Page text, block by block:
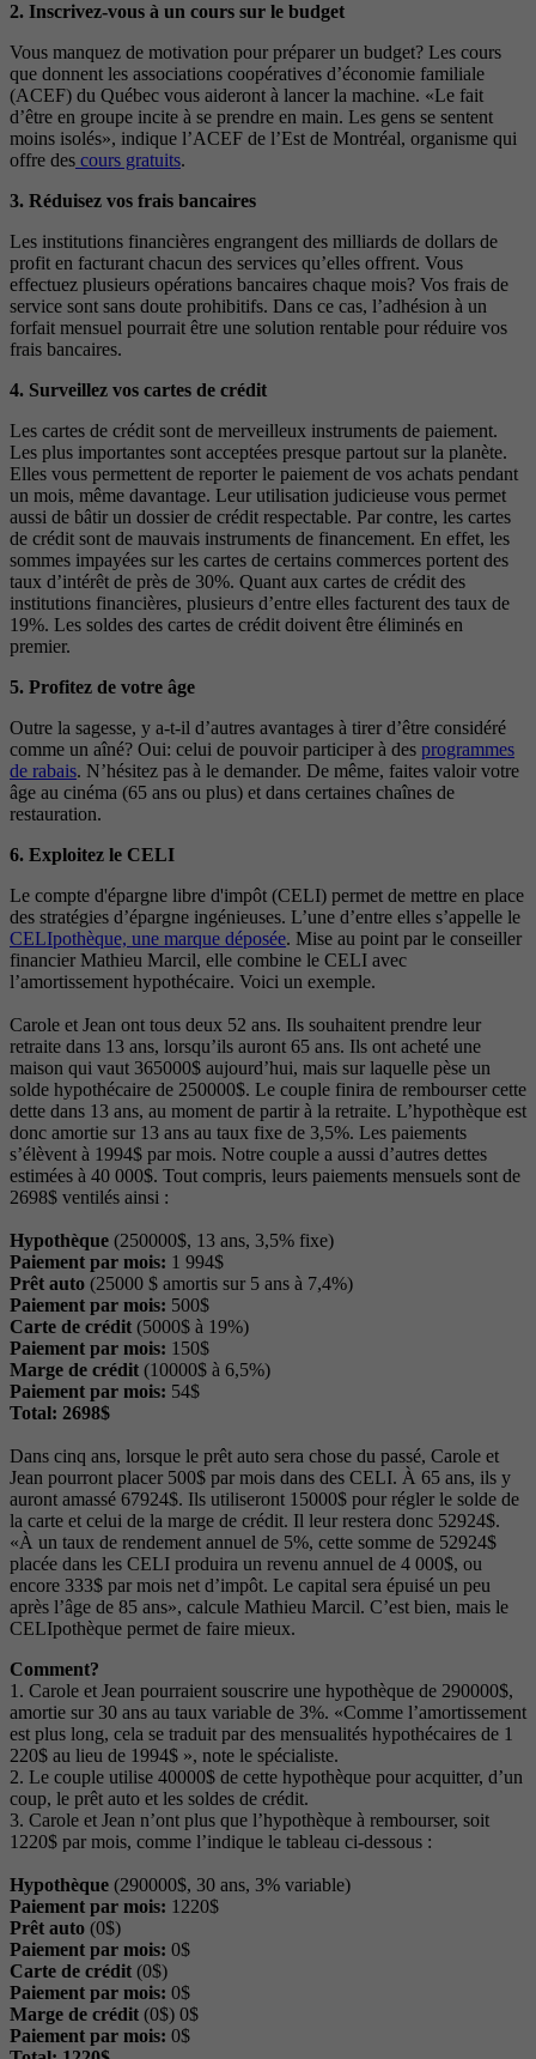
2. Inscrivez-vous à un cours sur le budget
Vous manquez de motivation pour préparer un budget? Les cours
que donnent les associations coopératives d’économie familiale
(ACEF) du Québec vous aideront à lancer la machine. «Le fait
d’être en groupe incite à se prendre en main. Les gens se sentent
moins isolés», indique l’ACEF de l’Est de Montréal, organisme qui
offre des cours gratuits.
3. Réduisez vos frais bancaires
Les institutions financières engrangent des milliards de dollars de
profit en facturant chacun des services qu’elles offrent. Vous
effectuez plusieurs opérations bancaires chaque mois? Vos frais de
service sont sans doute prohibitifs. Dans ce cas, l’adhésion à un
forfait mensuel pourrait être une solution rentable pour réduire vos
frais bancaires.
4. Surveillez vos cartes de crédit
Les cartes de crédit sont de merveilleux instruments de paiement.
Les plus importantes sont acceptées presque partout sur la planète.
Elles vous permettent de reporter le paiement de vos achats pendant
un mois, même davantage. Leur utilisation judicieuse vous permet
aussi de bâtir un dossier de crédit respectable. Par contre, les cartes
de crédit sont de mauvais instruments de financement. En effet, les
sommes impayées sur les cartes de certains commerces portent des
taux d’intérêt de près de 30%. Quant aux cartes de crédit des
institutions financières, plusieurs d’entre elles facturent des taux de
19%. Les soldes des cartes de crédit doivent être éliminés en
premier.
5. Profitez de votre âge
Outre la sagesse, y a-t-il d’autres avantages à tirer d’être considéré
comme un aîné? Oui: celui de pouvoir participer à des programmes
de rabais. N’hésitez pas à le demander. De même, faites valoir votre
âge au cinéma (65 ans ou plus) et dans certaines chaînes de
restauration.
6. Exploitez le CELI
Le compte d'épargne libre d'impôt (CELI) permet de mettre en place
des stratégies d’épargne ingénieuses. L’une d’entre elles s’appelle le
CELIpothèque, une marque déposée. Mise au point par le conseiller
financier Mathieu Marcil, elle combine le CELI avec
l’amortissement hypothécaire. Voici un exemple.
Carole et Jean ont tous deux 52 ans. Ils souhaitent prendre leur
retraite dans 13 ans, lorsqu’ils auront 65 ans. Ils ont acheté une
maison qui vaut 365000$ aujourd’hui, mais sur laquelle pèse un
solde hypothécaire de 250000$. Le couple finira de rembourser cette
dette dans 13 ans, au moment de partir à la retraite. L’hypothèque est
donc amortie sur 13 ans au taux fixe de 3,5%. Les paiements
s’élèvent à 1994$ par mois. Notre couple a aussi d’autres dettes
estimées à 40 000$. Tout compris, leurs paiements mensuels sont de
2698$ ventilés ainsi :
Hypothèque (250000$, 13 ans, 3,5% fixe)
Paiement par mois: 1 994$
Prêt auto (25000 $ amortis sur 5 ans à 7,4%)
Paiement par mois: 500$
Carte de crédit (5000$ à 19%)
Paiement par mois: 150$
Marge de crédit (10000$ à 6,5%)
Paiement par mois: 54$
Total: 2698$
Dans cinq ans, lorsque le prêt auto sera chose du passé, Carole et
Jean pourront placer 500$ par mois dans des CELI. À 65 ans, ils y
auront amassé 67924$. Ils utiliseront 15000$ pour régler le solde de
la carte et celui de la marge de crédit. Il leur restera donc 52924$.
«À un taux de rendement annuel de 5%, cette somme de 52924$
placée dans les CELI produira un revenu annuel de 4 000$, ou
encore 333$ par mois net d’impôt. Le capital sera épuisé un peu
après l’âge de 85 ans», calcule Mathieu Marcil. C’est bien, mais le
CELIpothèque permet de faire mieux.
Comment?
1. Carole et Jean pourraient souscrire une hypothèque de 290000$,
amortie sur 30 ans au taux variable de 3%. «Comme l’amortissement
est plus long, cela se traduit par des mensualités hypothécaires de 1
220$ au lieu de 1994$ », note le spécialiste.
2. Le couple utilise 40000$ de cette hypothèque pour acquitter, d’un
coup, le prêt auto et les soldes de crédit.
3. Carole et Jean n’ont plus que l’hypothèque à rembourser, soit
1220$ par mois, comme l’indique le tableau ci-dessous :
Hypothèque (290000$, 30 ans, 3% variable)
Paiement par mois: 1220$
Prêt auto (0$)
Paiement par mois: 0$
Carte de crédit (0$)
Paiement par mois: 0$
Marge de crédit (0$) 0$
Paiement par mois: 0$